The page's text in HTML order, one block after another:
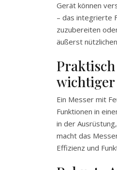
Gerät können
– das integrierte
zuzubereiten
äußerst
Ein Messer mit
Funktionen in
in der
macht das
Effizienz und